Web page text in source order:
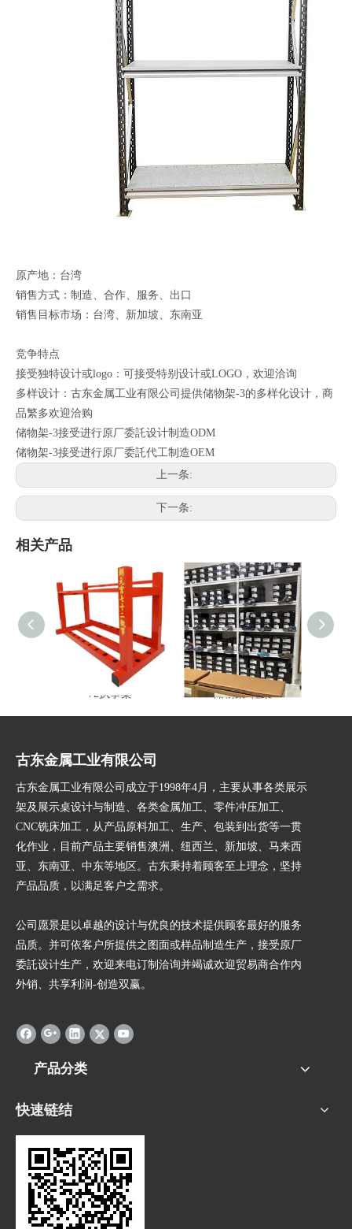
原产地：台湾
销售方式：制造、合作、服务、出口
销售目标市场：台湾、新加坡、东南亚
竞争特点
接受独特设计或logo：可接受特别设计或LOGO，欢迎洽询
多样设计：古东金属工业有限公司提供储物架-3的多样化设计，商
品繁多欢迎洽购
储物架-3接受进行原厂委託设计制造ODM
储物架-3接受进行原厂委託代工制造OEM
上一条:
下一条:
相关产品
72执事架 储物架-鞋架
古东金属工业有限公司
古东金属工业有限公司成立于1998年4月，主要从事各类展示
架及展示桌设计与制造、各类金属加工、零件冲压加工、
CNC铣床加工，从产品原料加工、生产、包装到出货等一贯
化作业，目前产品主要销售澳洲、纽西兰、新加坡、马来西
亚、东南亚、中东等地区。古东秉持着顾客至上理念，坚持
产品品质，以满足客户之需求。
公司愿景是以卓越的设计与优良的技术提供顾客最好的服务
品质。并可依客户所提供之图面或样品制造生产，接受原厂
委託设计生产，欢迎来电订制洽询并竭诚欢迎贸易商合作内
外销、共享利润-创造双赢。
产品分类
快速链结